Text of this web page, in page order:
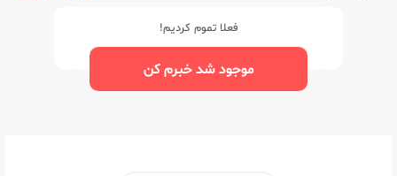
فعلا تموم کردیم!
موجود شد خبرم کن